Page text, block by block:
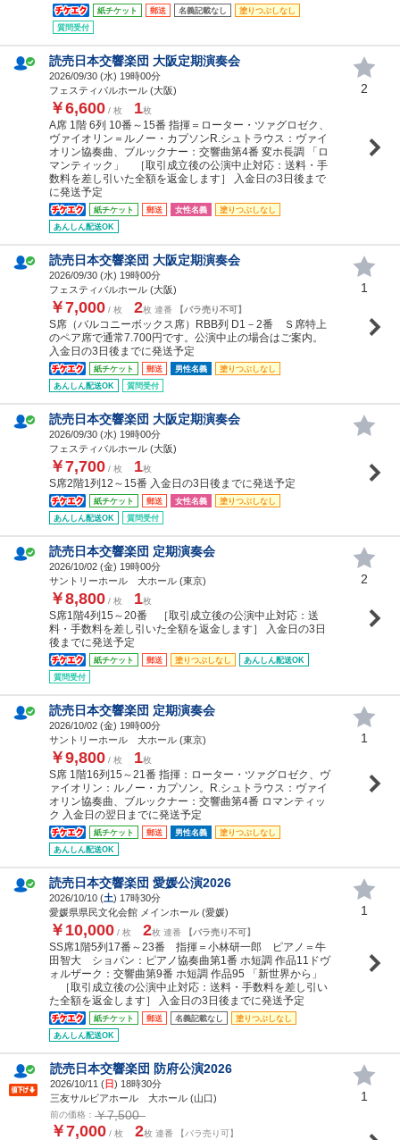
紙チケット 郵送 名義記載なし
塗りつぶしなし
質問受付
読売日本交響楽団 大阪定期演奏会
2026/09/30 (水) 19時00分
フェスティバルホール (大阪)
￥6,600 / 枚 1枚
A席 1階 6列 10番～15番 指揮＝ローター・ツァグロゼク、
ヴァイオリン＝ルノー・カプソンR.シュトラウス：ヴァイ
オリン協奏曲、ブルックナー：交響曲第4番 変ホ長調 「ロ
マンティック」 ［取引成立後の公演中止対応：送料・手
数料を差し引いた全額を返金します］ 入金日の3日後まで
に発送予定
紙チケット 郵送 女性名義
塗りつぶしなし
あんしん配送OK
2
読売日本交響楽団 大阪定期演奏会
2026/09/30 (水) 19時00分
フェスティバルホール (大阪)
￥7,000 / 枚 2枚 連番 【バラ売り不可】
S席（バルコニーボックス席）RBB列 D1－2番 Ｓ席特上
のペア席で通常7.700円です。公演中止の場合はご案内。
入金日の3日後までに発送予定
紙チケット 郵送 男性名義
塗りつぶしなし
あんしん配送OK
質問受付
1
読売日本交響楽団 大阪定期演奏会
2026/09/30 (水) 19時00分
フェスティバルホール (大阪)
￥7,700 / 枚 1枚
S席2階1列12～15番 入金日の3日後までに発送予定
紙チケット 郵送 女性名義
塗りつぶしなし
あんしん配送OK
質問受付
読売日本交響楽団 定期演奏会
2026/10/02 (金) 19時00分
サントリーホール 大ホール (東京)
￥8,800 / 枚 1枚
S席1階4列15～20番 ［取引成立後の公演中止対応：送
料・手数料を差し引いた全額を返金します］ 入金日の3日
後までに発送予定
紙チケット 郵送 塗りつぶしなし
あんしん配送OK
質問受付
2
読売日本交響楽団 定期演奏会
2026/10/02 (金) 19時00分
サントリーホール 大ホール (東京)
￥9,800 / 枚 1枚
S席 1階16列15～21番 指揮：ローター・ツァグロゼク、ヴ
ァイオリン：ルノー・カプソン。R.シュトラウス：ヴァイ
オリン協奏曲、ブルックナー：交響曲第4番 ロマンティッ
ク 入金日の翌日までに発送予定
紙チケット 郵送 男性名義
塗りつぶしなし
あんしん配送OK
1
読売日本交響楽団 愛媛公演2026
2026/10/10 (土) 17時30分
愛媛県県民文化会館 メインホール (愛媛)
￥10,000 / 枚 2枚 連番 【バラ売り不可】
SS席1階5列17番～23番 指揮＝小林研一郎 ピアノ＝牛
田智大 ショパン：ピアノ協奏曲第1番 ホ短調 作品11ドヴ
ォルザーク：交響曲第9番 ホ短調 作品95 「新世界から」
［取引成立後の公演中止対応：送料・手数料を差し引い
た全額を返金します］ 入金日の3日後までに発送予定
紙チケット 郵送 名義記載なし
塗りつぶしなし
あんしん配送OK
1
読売日本交響楽団 防府公演2026
2026/10/11 (日) 18時30分
三友サルビアホール 大ホール (山口)
前の価格： ￥7,500
￥7,000 / 枚 2枚 連番 【バラ売り可】
1